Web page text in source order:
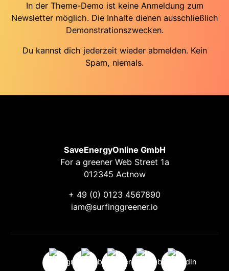
In der Theme-Demo ist keine Anmeldung zum
Newsletter möglich. Die Inhalte dienen ausschließlich
Demonstrationszwecken.
Du kannst dich jederzeit wieder abmelden. Kein
Spam, niemals.
SaveEnergyOnline GmbH
For a greener Web Street 1a
012345 Actnow
+ 49 (0) 0123 4567890
iam@surfinggreener.io